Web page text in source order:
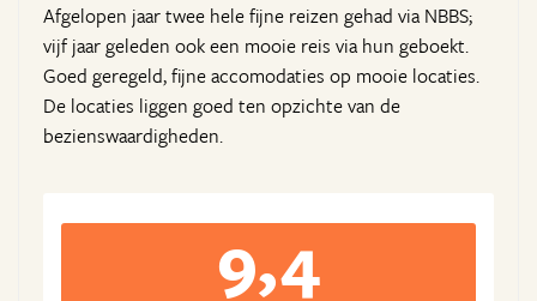
Afgelopen jaar twee hele fijne reizen gehad via NBBS;
vijf jaar geleden ook een mooie reis via hun geboekt.
Goed geregeld, fijne accomodaties op mooie locaties.
De locaties liggen goed ten opzichte van de
bezienswaardigheden.
9,4